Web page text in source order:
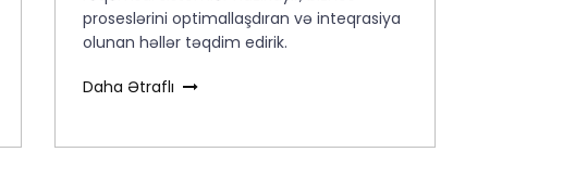
proseslərini optimallaşdıran və inteqrasiya
olunan həllər təqdim edirik.
Daha Ətraflı